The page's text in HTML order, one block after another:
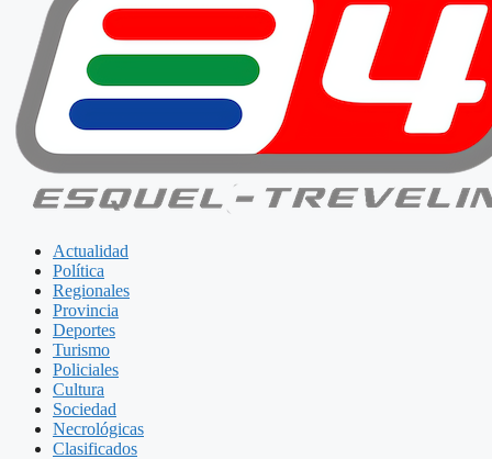
Actualidad
Política
Regionales
Provincia
Deportes
Turismo
Policiales
Cultura
Sociedad
Necrológicas
Clasificados